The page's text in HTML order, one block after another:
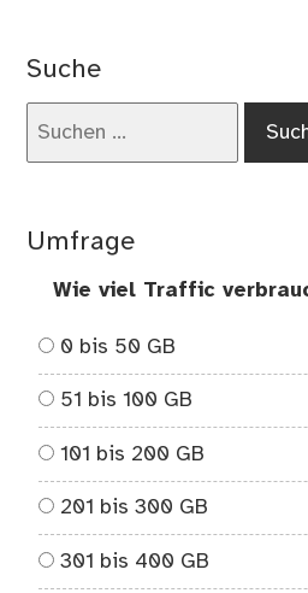
Suche
Umfrage
Wie viel Traffic
0 bis 50 GB
51 bis 100 GB
101 bis 200 GB
201 bis 300 GB
301 bis 400 GB